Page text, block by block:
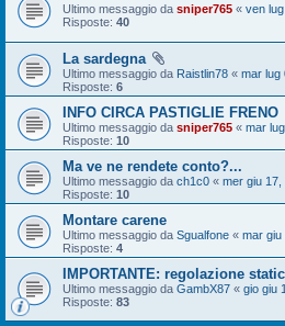
Ultimo messaggio da sniper765 « ven
Risposte: 40
La sardegna
Ultimo messaggio da Raistlin78 « mar lug
Risposte: 6
INFO CIRCA PASTIGLIE FRENO
Ultimo messaggio da sniper765 « mar
Risposte: 10
Ma ve ne rendete conto?...
Ultimo messaggio da ch1c0 « mer giu 17,
Risposte: 10
Montare carene
Ultimo messaggio da Sgualfone « mar giu
Risposte: 4
IMPORTANTE: regolazione
Ultimo messaggio da GambX87 « gio giu
Risposte: 83